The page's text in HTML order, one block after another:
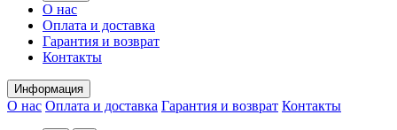
О нас
Оплата и доставка
Гарантия и возврат
Контакты
Информация
О нас Оплата и доставка Гарантия и возврат Контакты